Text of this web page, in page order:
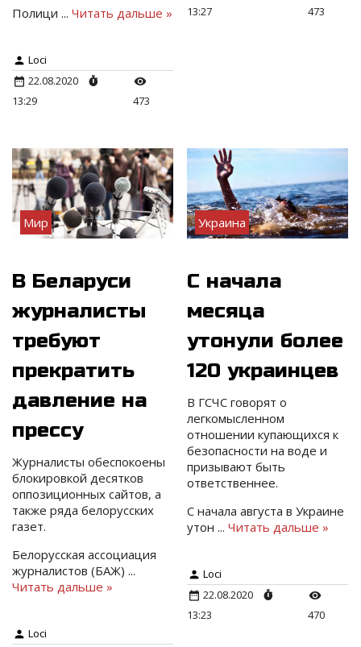
Полици ... Читать дальше »
Loci
22.08.2020
13:29
473
13:27
473
Мир
В Беларуси
журналисты
требуют
прекратить
давление на
прессу
Журналисты обеспокоены
блокировкой десятков
оппозиционных сайтов, а
также ряда белорусских
газет.
Белорусская ассоциация
журналистов (БАЖ) ...
Читать дальше »
Loci
Украина
С начала
месяца
утонули более
120 украинцев
В ГСЧС говорят о
легкомысленном
отношении купающихся к
безопасности на воде и
призывают быть
ответственнее.
С начала августа в Украине
утон...Читать дальше »
Loci
22.08.2020
13:23
470